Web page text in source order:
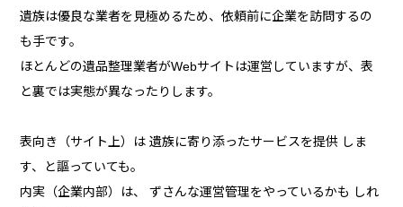
遺族は優良な業者を見極めるため、依頼前に企業を訪問するの
も手です。
ほとんどの遺品整理業者がWebサイトは運営していますが、表
と裏では実態が異なったりします。
表向き（サイト上）は 遺族に寄り添ったサービスを提供 しま
す、と謳っていても。
内実（企業内部）は、 ずさんな運営管理をやっているかも しれ